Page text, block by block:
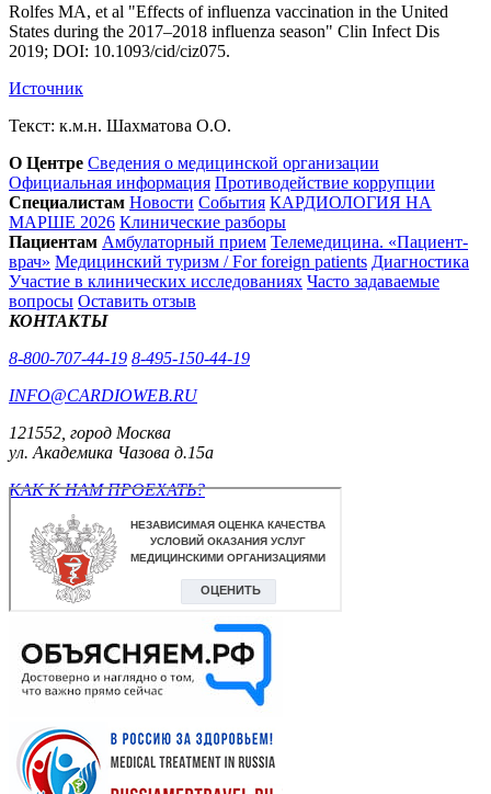
Rolfes MA, et al "Effects of influenza vaccination in the United
States during the 2017–2018 influenza season" Clin Infect Dis
2019; DOI: 10.1093/cid/ciz075.
Источник
Текст: к.м.н. Шахматова О.О.
О Центре Сведения о медицинской организации
Официальная информация Противодействие коррупции
Специалистам Новости События КАРДИОЛОГИЯ НА
МАРШЕ 2026 Клинические разборы
Пациентам Амбулаторный прием Телемедицина. «Пациент-
врач» Медицинский туризм / For foreign patients Диагностика
Участие в клинических исследованиях Часто задаваемые
вопросы Оставить отзыв
КОНТАКТЫ
8-800-707-44-19 8-495-150-44-19
INFO@CARDIOWEB.RU
121552, город Москва
ул. Академика Чазова д.15а
КАК К НАМ ПРОЕХАТЬ?